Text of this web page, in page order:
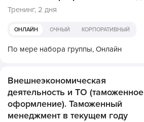
Тренинг, 2 дня
ОНЛАЙН ОЧНЫЙ КОРПОРАТИВНЫЙ
По мере набора группы, Онлайн
Внешнеэкономическая
деятельность и ТО (таможенное
оформление). Таможенный
менеджмент в текущем году